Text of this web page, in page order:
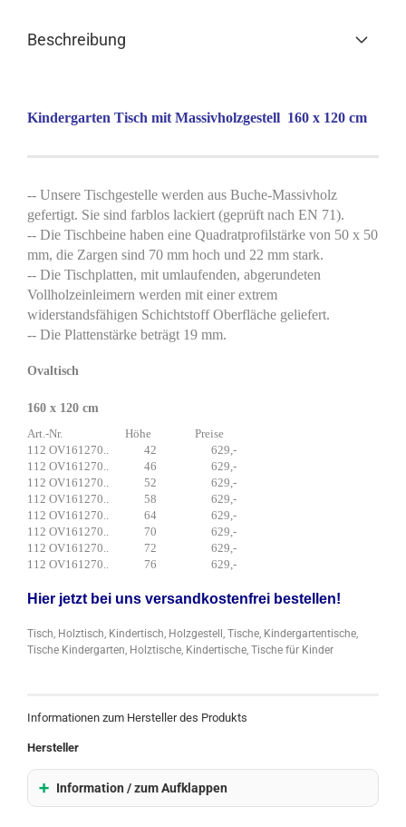
Beschreibung
Kindergarten Tisch mit Massivholzgestell 160 x 120 cm
-- Unsere Tischgestelle werden aus Buche-Massivholz
gefertigt. Sie sind farblos lackiert (geprüft nach EN 71).
-- Die Tischbeine haben eine Quadratprofilstärke von 50 x 50
mm, die Zargen sind 70 mm hoch und 22 mm stark.
-- Die Tischplatten, mit umlaufenden, abgerundeten
Vollholzeinleimern werden mit einer extrem
widerstandsfähigen Schichtstoff Oberfläche geliefert.
-- Die Plattenstärke beträgt 19 mm.
Ovaltisch
160 x 120 cm
Art.-Nr. Höhe Preise
112 OV161270.. 42 629,-
112 OV161270..
46 629,-
112 OV161270.. 52 629,-
112 OV161270.. 58 629,-
112 OV161270.. 64 629,-
112 OV161270.. 70 629,-
112 OV161270.. 72 629,-
112 OV161270.. 76 629,-
Hier jetzt bei uns versandkostenfrei bestellen!
Tisch, Holztisch, Kindertisch, Holzgestell, Tische, Kindergartentische,
Tische Kindergarten, Holztische, Kindertische, Tische für Kinder
Informationen zum Hersteller des Produkts
Hersteller
Information / zum Aufklappen